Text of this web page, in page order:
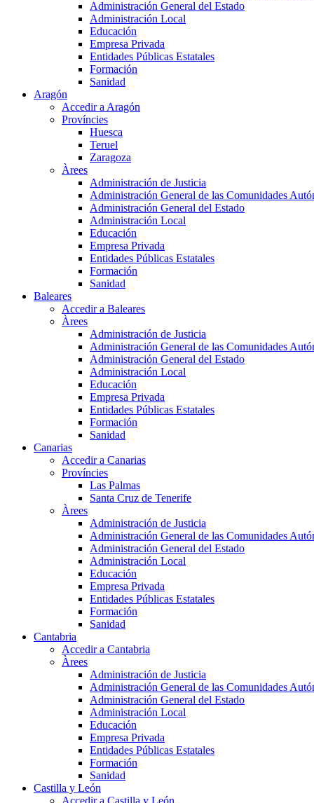
Administración General del Estado
Administración Local
Educación
Empresa Privada
Entidades Públicas Estatales
Formación
Sanidad
Aragón
Accedir a Aragón
Províncies
Huesca
Teruel
Zaragoza
Àrees
Administración de Justicia
Administración General de las Comunidades
Administración General del Estado
Administración Local
Educación
Empresa Privada
Entidades Públicas Estatales
Formación
Sanidad
Baleares
Accedir a Baleares
Àrees
Administración de Justicia
Administración General de las Comunidades
Administración General del Estado
Administración Local
Educación
Empresa Privada
Entidades Públicas Estatales
Formación
Sanidad
Canarias
Accedir a Canarias
Províncies
Las Palmas
Santa Cruz de Tenerife
Àrees
Administración de Justicia
Administración General de las Comunidades
Administración General del Estado
Administración Local
Educación
Empresa Privada
Entidades Públicas Estatales
Formación
Sanidad
Cantabria
Accedir a Cantabria
Àrees
Administración de Justicia
Administración General de las Comunidades
Administración General del Estado
Administración Local
Educación
Empresa Privada
Entidades Públicas Estatales
Formación
Sanidad
Castilla y León